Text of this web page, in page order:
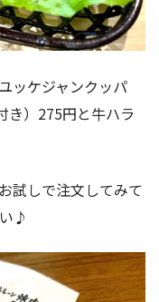
ッケジャンクッパ
き）275円と牛ハラ
試しで注文してみて
♪